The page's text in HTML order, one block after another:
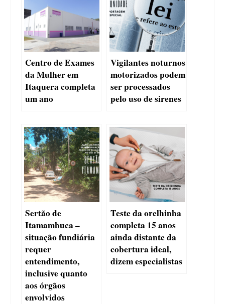
Centro de Exames
da Mulher em
Itaquera completa
um ano
Vigilantes noturnos
motorizados podem
ser processados
pelo uso de sirenes
Sertão de
Itamambuca –
situação fundiária
requer
entendimento,
inclusive quanto
aos órgãos
envolvidos
Teste da orelhinha
completa 15 anos
ainda distante da
cobertura ideal,
dizem especialistas